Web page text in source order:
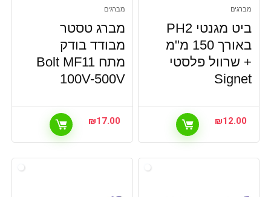
מברגים
ביט מגנטי PH2
באורך 150 מ"מ
+ שרוול פלסטי
Signet
₪12.00
מברגים
מברג טסטר
מבודד בודק
מתח Bolt MF11
100V-500V
₪17.00